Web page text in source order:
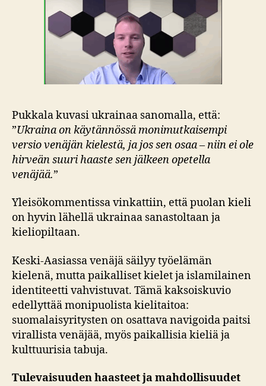
Pukkala kuvasi ukrainaa sanomalla, että:
”Ukraina on käytännössä monimutkaisempi
versio venäjän kielestä, ja jos sen osaa – niin ei ole
hirveän suuri haaste sen jälkeen opetella
venäjää.”
Yleisökommentissa vinkattiin, että puolan kieli
on hyvin lähellä ukrainaa sanastoltaan ja
kieliopiltaan.
Keski-Aasiassa venäjä säilyy työelämän
kielenä, mutta paikalliset kielet ja islamilainen
identiteetti vahvistuvat. Tämä kaksoiskuvio
edellyttää monipuolista kielitaitoa:
suomalaisyritysten on osattava navigoida paitsi
virallista venäjää, myös paikallisia kieliä ja
kulttuurisia tabuja.
Tulevaisuuden haasteet ja mahdollisuudet